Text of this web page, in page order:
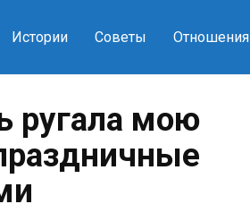
Истории Советы Отношения
ругала мою